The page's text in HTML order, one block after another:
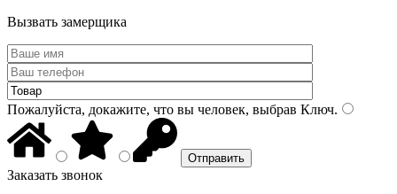
Вызвать замерщика
Пожалуйста, докажите, что вы человек, выбрав Ключ.
Заказать звонок